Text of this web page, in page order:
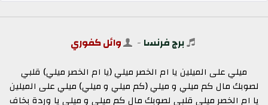
برج فرنسا - وائل كفوري
ميلي على الميلين يا ام الخصر ميلي (يا ام الخصر ميلي) قلبي
لصوبك مال كم ميلي و ميلي (كم ميلي و ميلي) ميلي على الميلين
يا ام الخصر ميلي قلبي لصوبك مال كم ميلي و ميلي يا وردة بخاف